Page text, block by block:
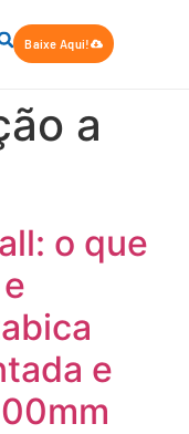
Baixe Aqui!
a
o que
e